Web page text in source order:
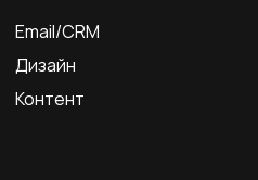
Email/CRM
Дизайн
Контент